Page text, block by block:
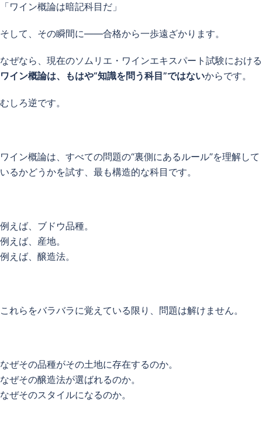
「ワイン概論は暗記科目だ」
そして、その瞬間に——合格から一歩遠ざかります。
なぜなら、現在のソムリエ・ワインエキスパート試験における
ワイン概論は、もはや“知識を問う科目”ではないからです。
むしろ逆です。
ワイン概論は、すべての問題の“裏側にあるルール”を理解して
いるかどうかを試す、最も構造的な科目です。
例えば、ブドウ品種。
例えば、産地。
例えば、醸造法。
これらをバラバラに覚えている限り、問題は解けません。
なぜその品種がその土地に存在するのか。
なぜその醸造法が選ばれるのか。
なぜそのスタイルになるのか。